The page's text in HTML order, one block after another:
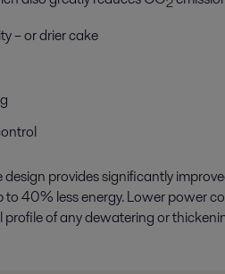
– or drier cake
provides significantly
to 40% less energy. Lower power
of any dewatering or